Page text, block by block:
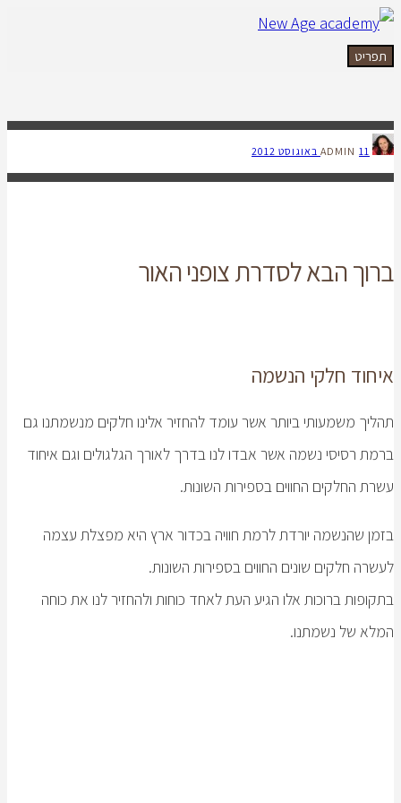
תפריט
11 באוגוסט 2012
ברוך הבא לסדרת צופני האור
איחוד חלקי הנשמה
תהליך משמעותי ביותר אשר עומד להחזיר אלינו חלקים מנשמתנו גם
ברמת רסיסי נשמה אשר אבדו לנו בדרך לאורך הגלגולים וגם איחוד
עשרת החלקים החווים בספירות השונות.
בזמן שהנשמה יורדת לרמת חוויה בכדור ארץ היא מפצלת עצמה
לעשרה חלקים שונים החווים בספירות השונות.
בתקופות ברוכות אלו הגיע העת לאחד כוחות ולהחזיר לנו את כוחה
המלא של נשמתנו.